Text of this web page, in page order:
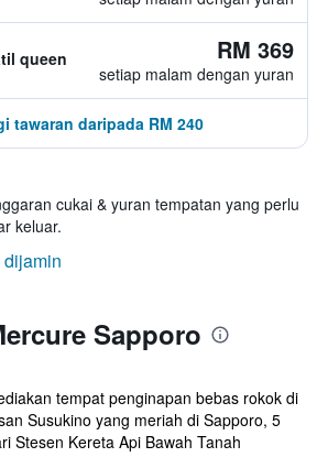
queen RM 369
setiap malam dengan yuran
tawaran daripada RM 240
cukai & yuran tempatan yang perlu
keluar.
dijamin
Sapporo
tempat penginapan bebas rokok di
Susukino yang meriah di Sapporo, 5
Stesen Kereta Api Bawah Tanah